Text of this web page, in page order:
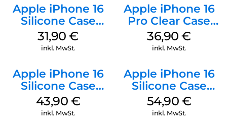
Apple iPhone 16
Silicone Case
MagSafe Fuchsia
31,90€
inkl. MwSt.
Apple iPhone 16
Pro Clear Case
MagSafe
Transparent
36,90€
inkl. MwSt.
Apple iPhone 16
Silicone Case
MagSafe Plum
43,90 €
inkl. MwSt.
Apple iPhone 16
Silicone Case
MagSafe Black
54,90 €
inkl. MwSt.